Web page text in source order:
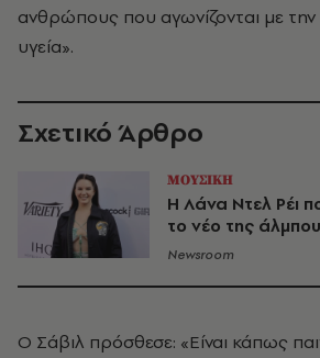
ανθρώπους που αγωνίζονται με
υγεία».
Σχετικό Άρθρο
ΜΟΥΣΙΚΗ
H Λάνα Ντελ Ρέι
το νέο της
Newsroom
Ο Σάβιλ πρόσθεσε: «Είναι κάπως